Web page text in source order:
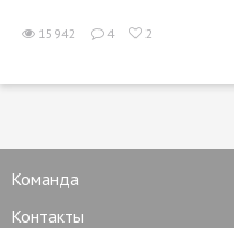
15942 4 2
Команда
Контакты